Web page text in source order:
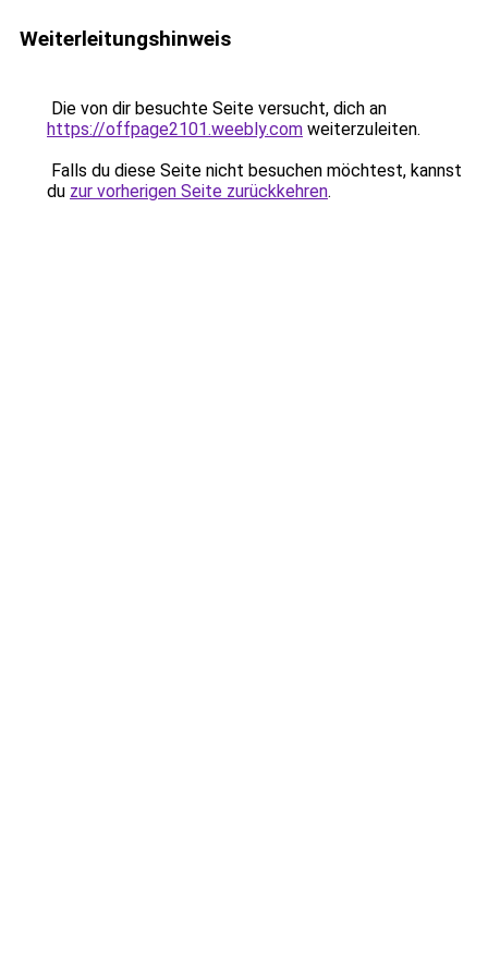
Weiterleitungshinweis
Die von dir besuchte Seite versucht, dich an
https://offpage2101.weebly.com weiterzuleiten.
Falls du diese Seite nicht besuchen möchtest, kannst
du zur vorherigen Seite zurückkehren.